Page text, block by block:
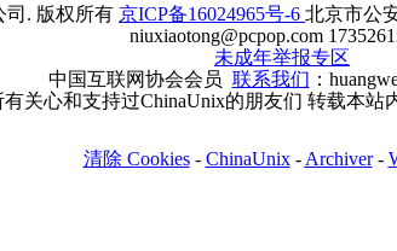
司. 版权所有 京ICP备16024965号-6 北京市公
niuxiaotong@pcpop.com
未成年举报专区
中国互联网协会会员 联系我们 ：
关心和支持过ChinaUnix的朋友们 转载本站
清除 Cookies- ChinaUnix- Archiver-